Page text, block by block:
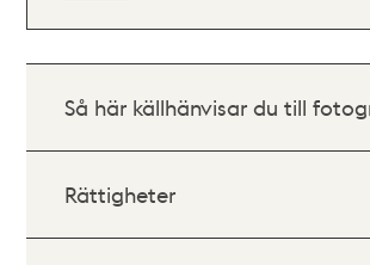
Så här källhänvisar du till
Rättigheter